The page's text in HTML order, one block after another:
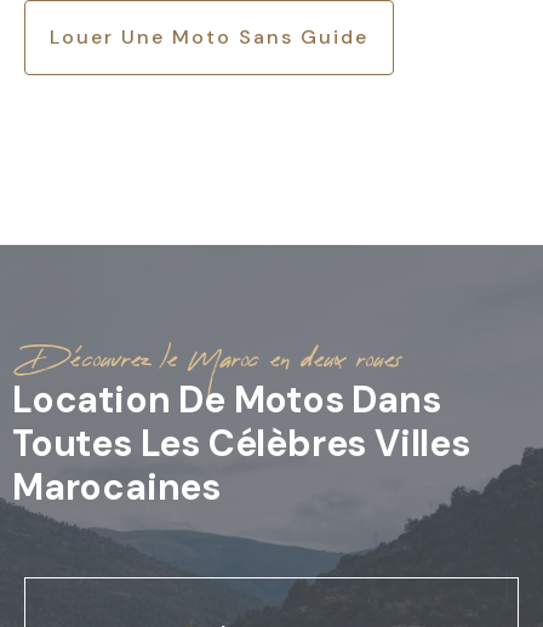
Louer Une Moto Sans Guide
Découvrez le Maroc en deux roues
Location De Motos Dans
Toutes Les Célèbres Villes
Marocaines